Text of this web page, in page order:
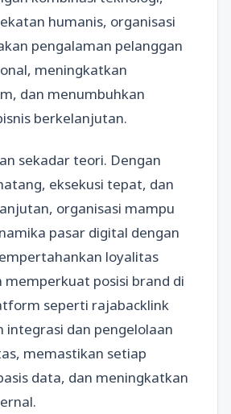
humanis, organisasi
pengalaman pelanggan
meningkatkan
dan menumbuhkan
berkelanjutan.
sekadar teori. Dengan
eksekusi tepat, dan
organisasi mampu
pasar digital dengan
loyalitas
memperkuat posisi brand di
seperti rajabacklink
integrasi dan pengelolaan
memastikan setiap
data, dan meningkatkan